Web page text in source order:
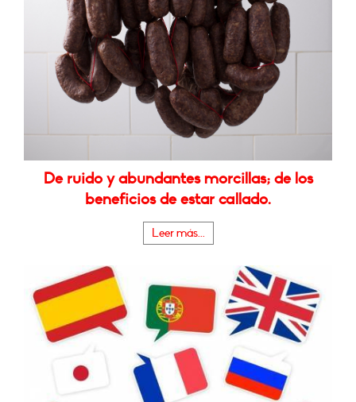
De ruido y abundantes morcillas; de los
beneficios de estar callado.
Leer más...